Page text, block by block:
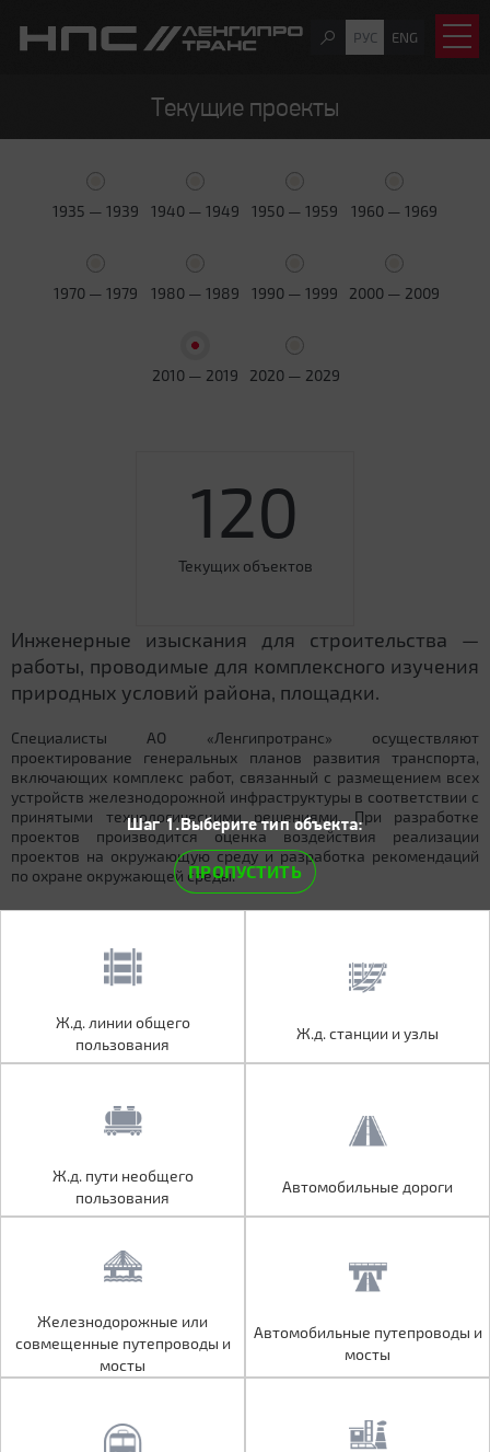
РУС ENG
Текущие проекты
1935 — 1939 1940 — 1949 1950 — 1959 1960 — 1969
1970 — 1979 1980 — 1989 1990 — 1999 2000 — 2009
2010 — 2019 2020 — 2029
120
Текущих объектов
Инженерные изыскания для строительства —
работы, проводимые для комплексного изучения
природных условий района, площадки.
Специалисты АО «Ленгипротранс» осуществляют
проектирование генеральных планов развития транспорта,
включающих комплекс работ, связанный с размещением всех
устройств железнодорожной инфраструктуры в соответствии с
принятыми технологическими решениями. При разработке
проектов производится оценка воздействия реализации
проектов на окружающую среду и разработка рекомендаций
по охране окружающей среды.
Ж.д. линии общего
пользования
Ж.д. пути необщего
пользования
Автомобильные дороги
Железнодорожные или
совмещенные путепроводы и
мосты
Автомобильные путепроводы и
мосты
Шаг 1.Выберите тип объекта:
ПРОПУСТИТЬ
Ж.д. линии общего
пользования
Ж.д. станции и узлы
Ж.д. пути необщего
пользования
Автомобильные дороги
Железнодорожные или
совмещенные путепроводы и
мосты
Автомобильные путепроводы и
мосты